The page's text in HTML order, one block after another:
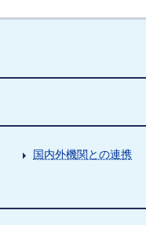
国内外機関との連携